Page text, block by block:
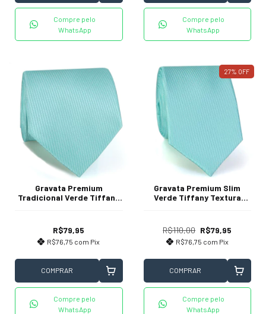
Compre pelo
WhatsApp
Compre pelo
WhatsApp
Gravata Premium
Tradicional Verde Tiffany
R$79,95
R$76,75 com Pix
COMPRAR
Compre pelo
WhatsApp
27% OFF
Gravata Premium Slim
Verde Tiffany Textura
R$110,00 R$79,95
R$76,75 com Pix
COMPRAR
Compre pelo
WhatsApp